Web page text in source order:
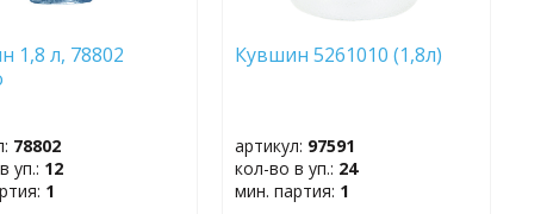
1,8 л, 78802
78802
уп.: 12
1
Кувшин 5261010 (1,8л)
артикул: 97591
кол-во в уп.: 24
мин. партия: 1